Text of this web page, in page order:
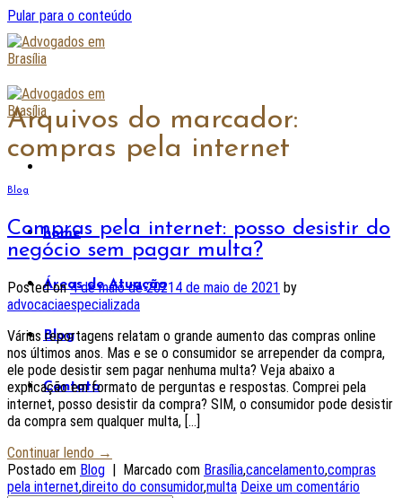
Pular para o conteúdo
home
Áreas de Atuação
Blog
Contato
Arquivos do marcador:
compras pela internet
Blog
Compras pela internet: posso desistir do
negócio sem pagar multa?
Posted on4 de maio de 2021 4 de maio de 2021 by
advocaciaespecializada
Várias reportagens relatam o grande aumento das compras online
nos últimos anos. Mas e se o consumidor se arrepender da compra,
ele pode desistir sem pagar nenhuma multa? Veja abaixo a
explicação em formato de perguntas e respostas. Comprei pela
internet, posso desistir da compra? SIM, o consumidor pode desistir
da compra sem qualquer multa, […]
Continuar lendo →
Postado em Blog Marcado com Brasília,cancelamento,compras
pela internet,direito do consumidor,multa Deixe um comentário